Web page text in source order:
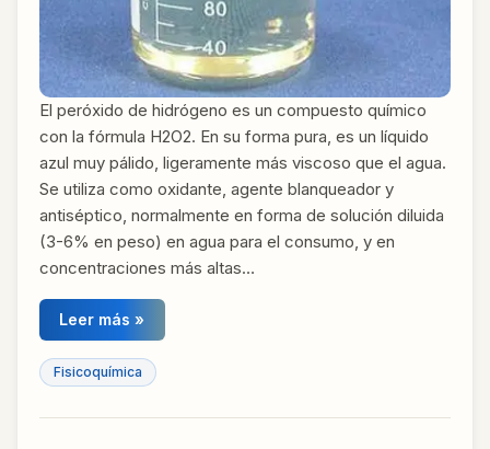
El peróxido de hidrógeno es un compuesto químico
con la fórmula H2O2. En su forma pura, es un líquido
azul muy pálido, ligeramente más viscoso que el agua.
Se utiliza como oxidante, agente blanqueador y
antiséptico, normalmente en forma de solución diluida
(3-6% en peso) en agua para el consumo, y en
concentraciones más altas…
Leer más »
Fisicoquímica